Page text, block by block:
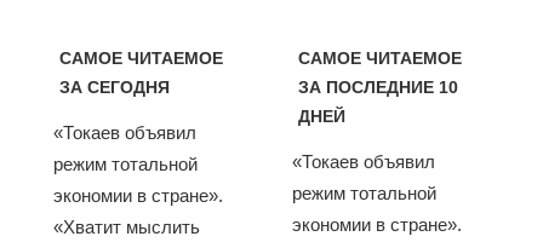
САМОЕ ЧИТАЕМОЕ
ЗА СЕГОДНЯ
«Токаев объявил
режим тотальной
экономии в стране».
«Хватит мыслить
САМОЕ ЧИТАЕМОЕ
ЗА ПОСЛЕДНИЕ 10
ДНЕЙ
«Токаев объявил
режим тотальной
экономии в стране».